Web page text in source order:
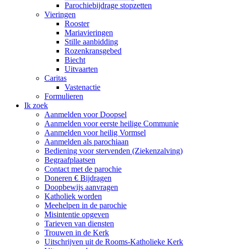
Parochiebijdrage stopzetten
Vieringen
Rooster
Mariavieringen
Stille aanbidding
Rozenkransgebed
Biecht
Uitvaarten
Caritas
Vastenactie
Formulieren
Ik zoek
Aanmelden voor Doopsel
Aanmelden voor eerste heilige Communie
Aanmelden voor heilig Vormsel
Aanmelden als parochiaan
Bediening voor stervenden (Ziekenzalving)
Begraafplaatsen
Contact met de parochie
Doneren € Bijdragen
Doopbewijs aanvragen
Katholiek worden
Meehelpen in de parochie
Misintentie opgeven
Tarieven van diensten
Trouwen in de Kerk
Uitschrijven uit de Rooms-Katholieke Kerk